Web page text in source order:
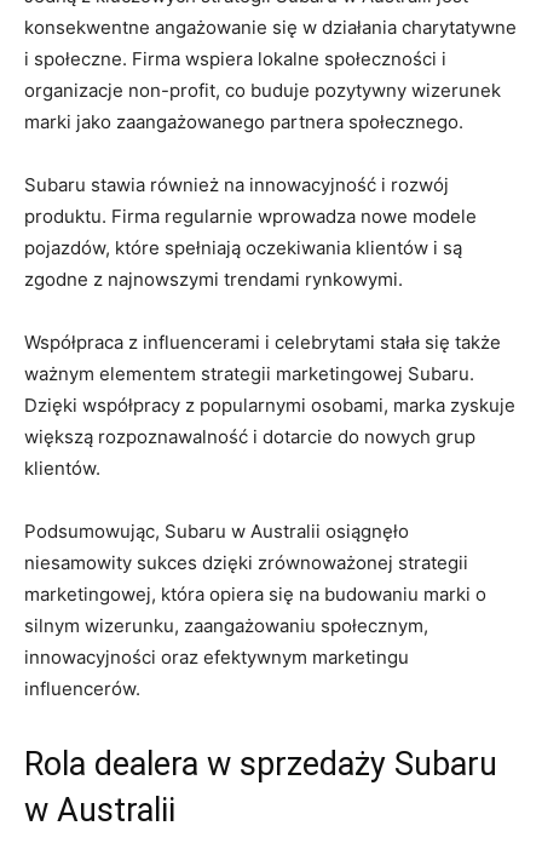
konsekwentne angażowanie się w działania charytatywne
i społeczne. Firma wspiera ‍lokalne społeczności i
⁢organizacje non-profit, co⁤ buduje pozytywny wizerunek
marki jako zaangażowanego partnera społecznego.
Subaru‌ stawia również na innowacyjność i rozwój
produktu. Firma regularnie wprowadza nowe modele
pojazdów, które spełniają oczekiwania klientów i są
zgodne z najnowszymi ⁤trendami rynkowymi.
Współpraca z influencerami i celebrytami stała się także
ważnym elementem ⁤strategii marketingowej‍ Subaru.
Dzięki współpracy z‌ popularnymi osobami, marka zyskuje
większą ‍rozpoznawalność i dotarcie do nowych grup
‍klientów.
Podsumowując, Subaru w Australii osiągnęło
niesamowity sukces dzięki zrównoważonej strategii
marketingowej, która opiera się na budowaniu marki o
silnym wizerunku, ⁣zaangażowaniu społecznym,
innowacyjności oraz efektywnym ⁤marketingu
influencerów.
Rola dealera w sprzedaży⁣ Subaru
w Australii